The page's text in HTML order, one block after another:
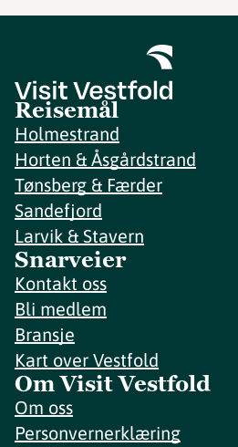
Reisemål
Holmestrand
Horten & Åsgårdstrand
Tønsberg & Færder
Sandefjord
Larvik & Stavern
Snarveier
Kontakt oss
Bli medlem
Bransje
Kart over Vestfold
Om Visit Vestfold
Om oss
Personvernerklæring